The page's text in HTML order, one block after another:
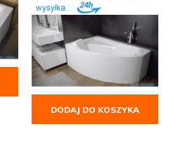
DODAJ DO KOSZYKA